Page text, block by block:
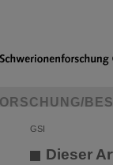
GSI
Dieser